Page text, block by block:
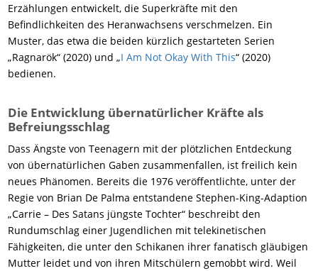
Erzählungen entwickelt, die Superkräfte mit den
Befindlichkeiten des Heranwachsens verschmelzen. Ein
Muster, das etwa die beiden kürzlich gestarteten Serien
„Ragnarök“ (2020) und „I Am Not Okay With This“ (2020)
bedienen.
Die Entwicklung übernatürlicher Kräfte als
Befreiungsschlag
Dass Ängste von Teenagern mit der plötzlichen Entdeckung
von übernatürlichen Gaben zusammenfallen, ist freilich kein
neues Phänomen. Bereits die 1976 veröffentlichte, unter der
Regie von Brian De Palma entstandene Stephen-King-Adaption
„Carrie – Des Satans jüngste Tochter“ beschreibt den
Rundumschlag einer Jugendlichen mit telekinetischen
Fähigkeiten, die unter den Schikanen ihrer fanatisch gläubigen
Mutter leidet und von ihren Mitschülern gemobbt wird. Weil